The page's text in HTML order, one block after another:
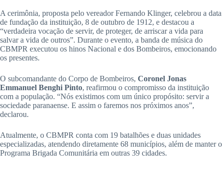
A cerimônia, proposta pelo vereador Fernando Klinger, celebrou a data
de fundação da instituição, 8 de outubro de 1912, e destacou a
“verdadeira vocação de servir, de proteger, de arriscar a vida para
salvar a vida de outros”. Durante o evento, a banda de música do
CBMPR executou os hinos Nacional e dos Bombeiros, emocionando
os presentes.
O subcomandante do Corpo de Bombeiros, Coronel Jonas
Emmanuel Benghi Pinto, reafirmou o compromisso da instituição
com a população. “Nós existimos com um único propósito: servir a
sociedade paranaense. E assim o faremos nos próximos anos”,
declarou.
Atualmente, o CBMPR conta com 19 batalhões e duas unidades
especializadas, atendendo diretamente 68 municípios, além de manter o
Programa Brigada Comunitária em outras 39 cidades.